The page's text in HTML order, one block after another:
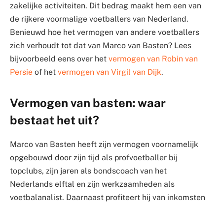
zakelijke activiteiten. Dit bedrag maakt hem een van
de rijkere voormalige voetballers van Nederland.
Benieuwd hoe het vermogen van andere voetballers
zich verhoudt tot dat van Marco van Basten? Lees
bijvoorbeeld eens over het vermogen van Robin van
Persie of het vermogen van Virgil van Dijk.
Vermogen van basten: waar
bestaat het uit?
Marco van Basten heeft zijn vermogen voornamelijk
opgebouwd door zijn tijd als profvoetballer bij
topclubs, zijn jaren als bondscoach van het
Nederlands elftal en zijn werkzaamheden als
voetbalanalist. Daarnaast profiteert hij van inkomsten